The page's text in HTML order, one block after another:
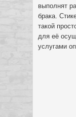
выполнят
брака.
такой
для её
услугами